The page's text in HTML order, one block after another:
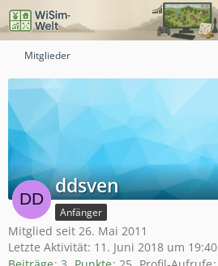
Mitglieder
ddsven
Anfänger
Mitglied seit 26. Mai 2011
Letzte Aktivität: 11. Juni 2018 um 19:40